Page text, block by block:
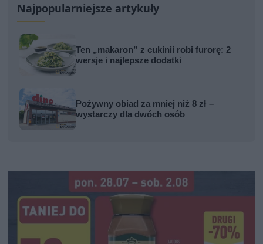
Najpopularniejsze artykuły
Ten „makaron” z cukinii robi furorę: 2
wersje i najlepsze dodatki
Pożywny obiad za mniej niż 8 zł –
wystarczy dla dwóch osób